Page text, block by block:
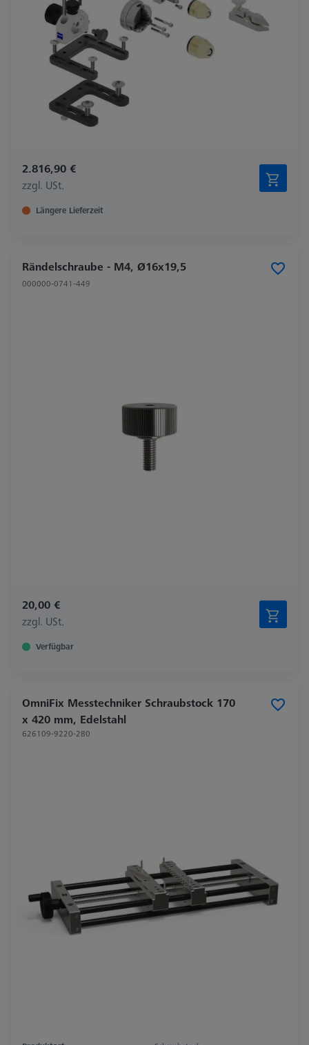
2.816,90 €
zzgl. USt.
Längere Lieferzeit
Rändelschraube - M4, Ø16x19,5
000000-0741-449
20,00 €
zzgl. USt.
Verfügbar
OmniFix Messtechniker Schraubstock 170
x 420 mm, Edelstahl
626109-9220-280